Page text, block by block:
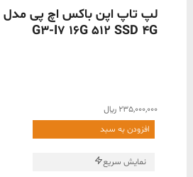
ناموجود
G3-I7 16G 512 SSD 4G
235,000,000 ﷼
افزودن به سبد
نمایش سریع